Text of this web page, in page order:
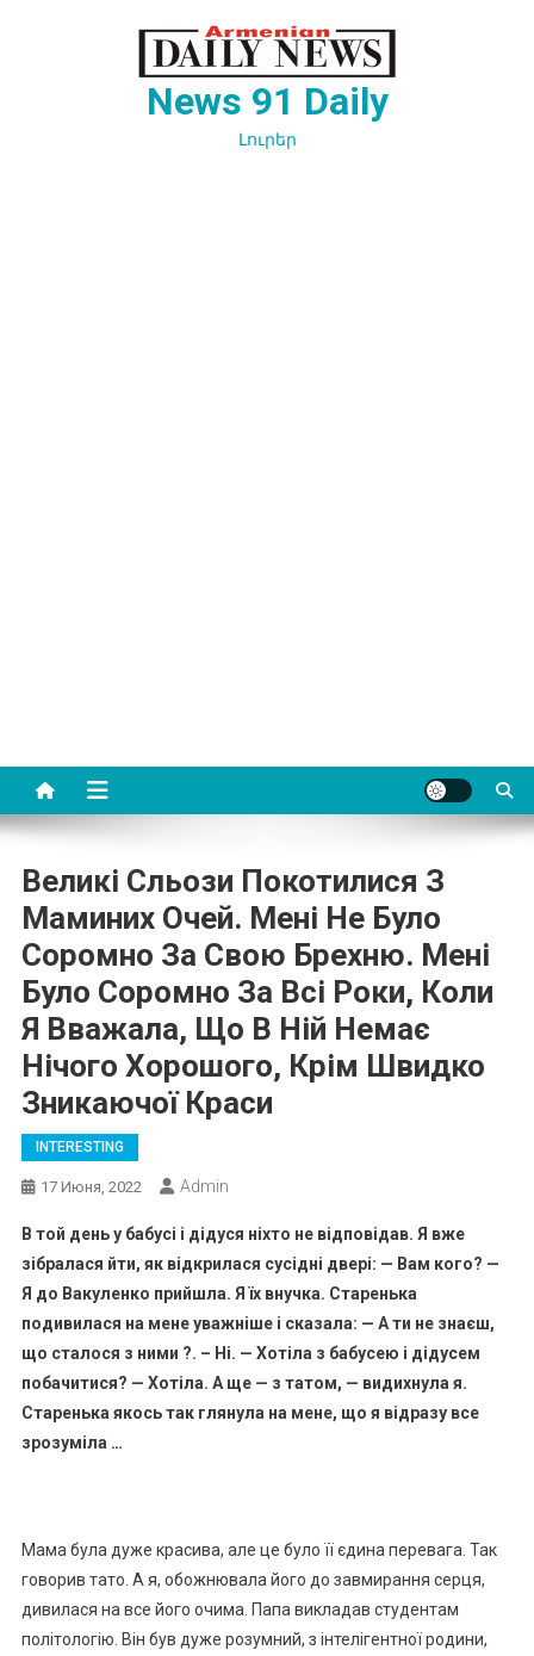
News 91 Daily
Լուրեր
Великі Сльози Покотилися З
Маминих Очей. Мені Не Було
Соромно За Свою Брехню. Мені
Було Соромно За Всі Роки, Коли
Я Вважала, Що В Ній Немає
Нічого Хорошого, Крім Швидко
Зникаючої Краси
INTERESTING
17 Июня, 2022 Admin
В той день у бабусі і дідуся ніхто не відповідав. Я вже
зібралася йти, як відкрилася сусідні двері: — Вам кого? —
Я до Вакуленко прийшла. Я їх внучка. Старенька
подивилася на мене уважніше і сказала: — А ти не знаєш,
що сталося з ними ?. – Ні. — Хотіла з бабусею і дідусем
побачитися? — Хотіла. А ще — з татом, — видихнула я.
Старенька якось так глянула на мене, що я відразу все
зрозуміла …
Мама була дуже красива, але це було її єдина перевага. Так
говорив тато. А я, обожнювала його до завмирання серця,
дивилася на все його очима. Папа викладав студентам
політологію. Він був дуже розумний, з інтелігентної родини,